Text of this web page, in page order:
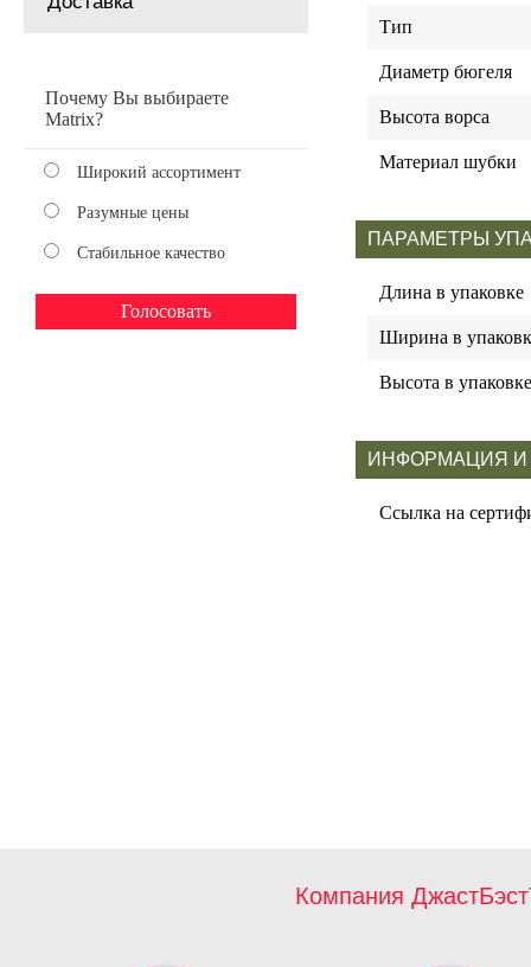
Почему Вы выбираете
Matrix?
Широкий ассортимент
Разумные цены
Стабильное качество
Тип
Диаметр бюгеля
Высота ворса
Материал шубки
ПАРАМЕТРЫ
Длина в упаковке
Ширина в
Высота в упаковке
ИНФОРМАЦИЯ И
Ссылка на
Компания